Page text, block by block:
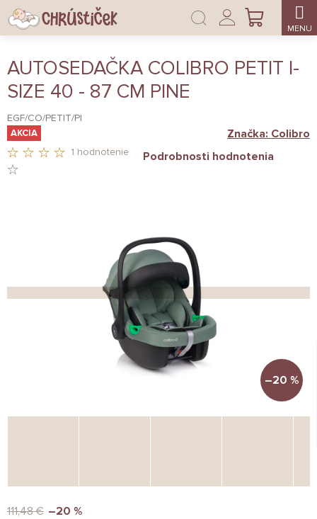
Prejsť
na
obsah
NÁKUPNÝ
Prihlásenie
AUTOSEDAČKA COLIBRO PETIT I-
SIZE 40 - 87 CM PINE
EGF/CO/PETIT/PI
AKCIA
HVIEZDIČIEK.
1 hodnotenie Podrobnosti hodnotenia
Značka: Colibro
–20 %
111,48 € –20 %